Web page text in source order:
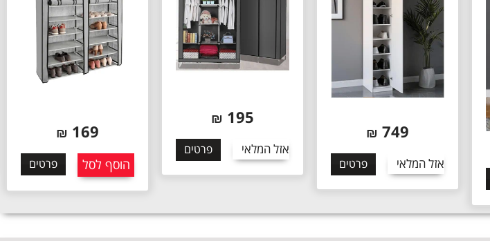
749
₪
אזל המלאי פרטים
195
₪
אזל המלאי פרטים
169
₪
הוסף לסל פרטים